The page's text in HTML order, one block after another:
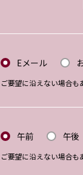
Eメール
ご要望に沿えない場合も
午前 午後
ご要望に沿えない場合も